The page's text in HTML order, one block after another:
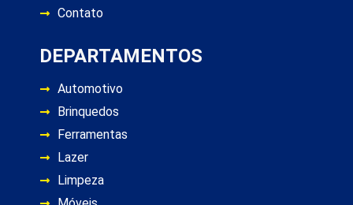
Contato
DEPARTAMENTOS
Automotivo
Brinquedos
Ferramentas
Lazer
Limpeza